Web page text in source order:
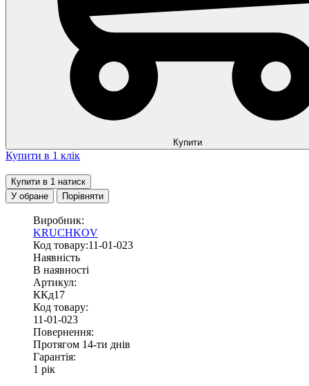
Купити
Купити в 1 клік
Купити в 1 натиск
У обране
Порівняти
Виробник:
KRUCHKOV
Код товару:11-01-023
Наявність
В наявності
Артикул:
ККд17
Код товару:
11-01-023
Повернення:
Протягом 14-ти днів
Гарантія:
1 рік